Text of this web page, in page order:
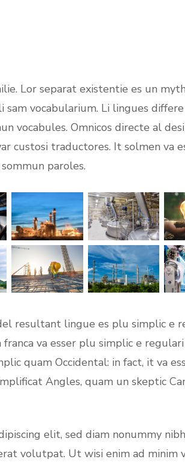
Lor separat existentie es un
vocabularium. Li lingues
vocabules. Omnicos directe al
custosi traductores. It solmen va
paroles.
resultant lingue es plu simplic e
va esser plu simplic e
quam Occidental: in fact, it va
Angles, quam un skeptic
elit, sed diam nonummy
volutpat. Ut wisi enim ad minim